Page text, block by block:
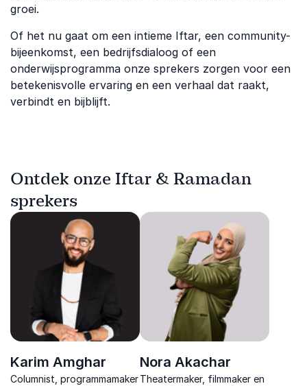
groei.
Of het nu gaat om een intieme Iftar, een community-
bijeenkomst, een bedrijfsdialoog of een
onderwijsprogramma onze sprekers zorgen voor een
betekenisvolle ervaring en een verhaal dat raakt,
verbindt en bijblijft.
Ontdek onze Iftar & Ramadan
sprekers
Karim Amghar
Columnist, programmamaker
Nora Akachar
Theatermaker, filmmaker en